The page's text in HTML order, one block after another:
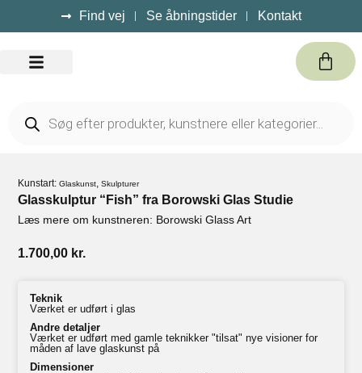
Find vej Se åbningstider Kontakt
Kunstart:Glaskunst,Skulpturer
Glasskulptur “Fish” fra Borowski Glas Studie
Læs mere om kunstneren: Borowski Glass Art
1.700,00 kr.
Teknik
Værket er udført i glas
Andre detaljer
Værket er udført med gamle teknikker "tilsat" nye visioner for
måden af lave glaskunst på
Dimensioner